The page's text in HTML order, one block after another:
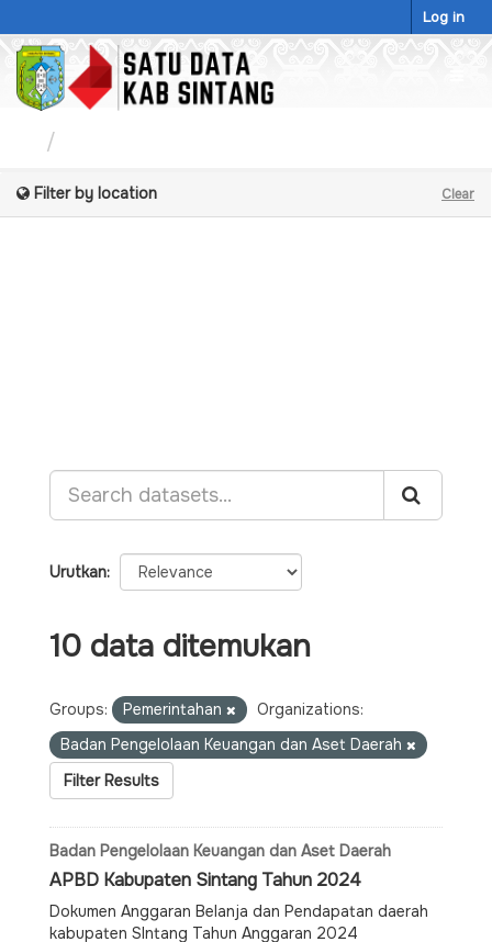
to
content
Log in
Filter by location Clear
Urutkan
10 data ditemukan
Groups: Pemerintahan
Organizations:
Badan Pengelolaan Keuangan dan Aset Daerah
Filter Results
Badan Pengelolaan Keuangan dan Aset Daerah
APBD Kabupaten Sintang Tahun 2024
Dokumen Anggaran Belanja dan Pendapatan daerah
kabupaten SIntang Tahun Anggaran 2024